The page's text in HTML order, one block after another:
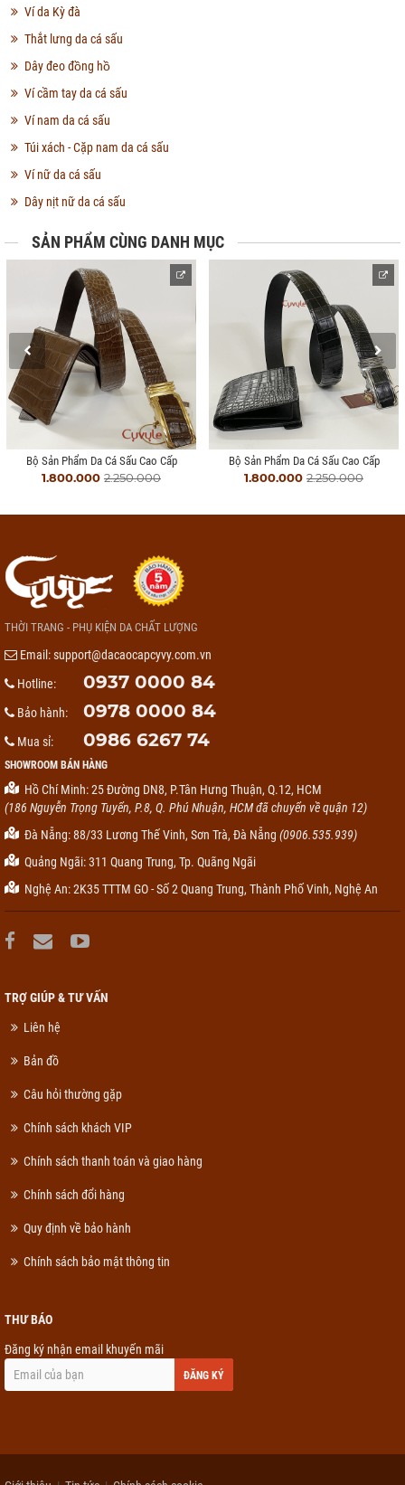
Ví da Kỳ đà
Thắt lưng da cá sấu
Dây đeo đồng hồ
Ví cầm tay da cá sấu
Ví nam da cá sấu
Túi xách - Cặp nam da cá sấu
Ví nữ da cá sấu
Dây nịt nữ da cá sấu
SẢN PHẨM CÙNG DANH MỤC
Bộ Sản Phẩm Da Cá Sấu Cao Cấp
1.800.000 2.250.000
Bộ Sản Phẩm Da Cá Sấu Cao Cấp
1.800.000 2.250.000
THỜI TRANG - PHỤ KIỆN DA CHẤT LƯỢNG
Email:support@dacaocapcyvy.com.vn
Hotline:
0937 0000 84
Bảo hành: 0978 0000 84
Mua sỉ: 0986 6267 74
SHOWROOM BÁN HÀNG
Hồ Chí Minh: 25 Đường DN8, P.Tân Hưng Thuận, Q.12, HCM
(186 Nguyễn Trọng Tuyển, P.8, Q. Phú Nhuận, HCM đã chuyển về quận 12)
Đà Nẵng: 88/33 Lương Thế Vinh, Sơn Trà, Đà Nẵng (0906.535.939)
Quảng Ngãi: 311 Quang Trung, Tp. Quãng Ngãi
Nghệ An: 2K35 TTTM GO - Số 2 Quang Trung, Thành Phố Vinh, Nghệ An
TRỢ GIÚP & TƯ VẤN
Liên hệ
Bản đồ
Câu hỏi thường gặp
Chính sách khách VIP
Chính sách thanh toán và giao hàng
Chính sách đổi hàng
Quy định về bảo hành
Chính sách bảo mật thông tin
THƯ BÁO
Đăng ký nhận email khuyến mãi
ĐĂNG KÝ